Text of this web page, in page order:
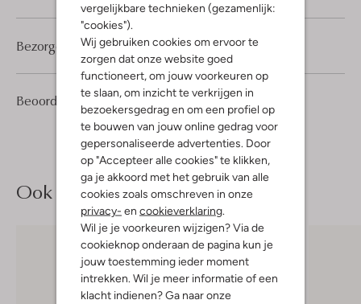
vergelijkbare technieken (gezamenlijk:
"cookies").
Wij gebruiken cookies om ervoor te
zorgen dat onze website goed
functioneert, om jouw voorkeuren op
te slaan, om inzicht te verkrijgen in
bezoekersgedrag en om een profiel op
te bouwen van jouw online gedrag voor
gepersonaliseerde advertenties. Door
op "Accepteer alle cookies" te klikken,
ga je akkoord met het gebruik van alle
cookies zoals omschreven in onze
privacy- en cookieverklaring.
Wil je je voorkeuren wijzigen? Via de
cookieknop onderaan de pagina kun je
jouw toestemming ieder moment
intrekken. Wil je meer informatie of een
klacht indienen? Ga naar onze
Beoordelingen (1) 5/5
1
5
Sterren
Bezorgen & retourneren
Ook iets voor jou?